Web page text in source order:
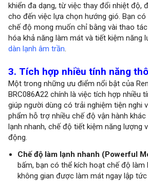
khiển đa dạng, từ việc thay đổi nhiệt độ,
cho đến việc lựa chọn hướng gió. Bạn
chế độ mong muốn chỉ bằng vài thao
hóa khả năng làm mát và tiết kiệm năng
dàn lạnh âm trần.
3. Tích hợp nhiều tính năng
Một trong những ưu điểm nổi bật của
BRC086A22 chính là việc tích hợp nhiều
giúp người dùng có trải nghiệm tiện nghi
phẩm hỗ trợ nhiều chế độ vận hành
lạnh nhanh, chế độ tiết kiệm năng lượng
động.
Chế độ làm lạnh nhanh (Powerful
bấm, bạn có thể kích hoạt chế độ làm
không gian được làm mát ngay lập